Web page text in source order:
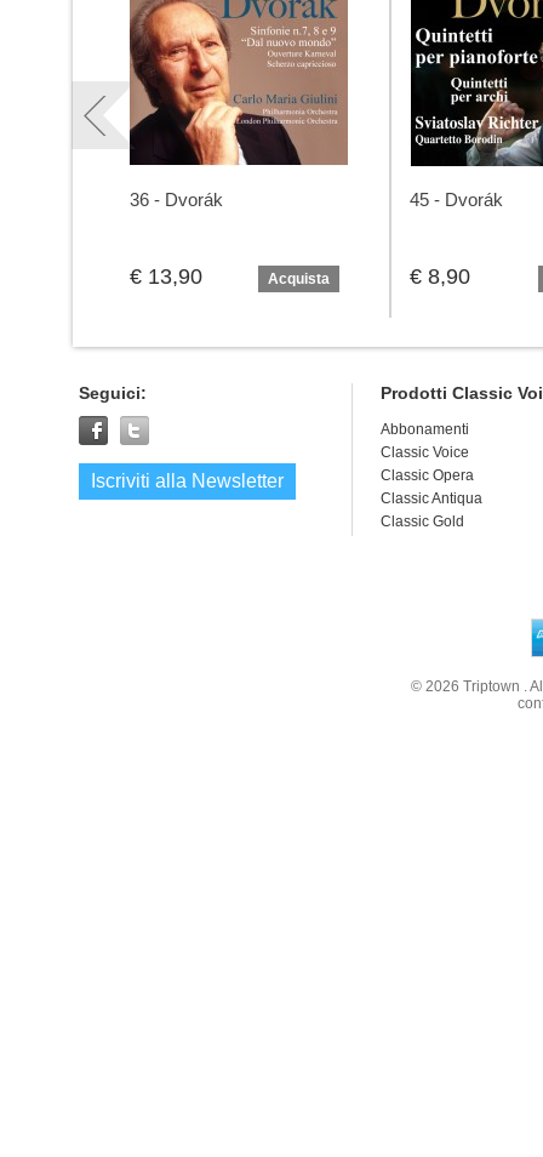
36 - Dvorák
€ 13,90 Acquista
45 - Dvorák
€ 8,90
Seguici:
Iscriviti alla Newsletter
Prodotti Classic
Abbonamenti
Classic Voice
Classic Opera
Classic Antiqua
Classic Gold
© 2026Triptown .